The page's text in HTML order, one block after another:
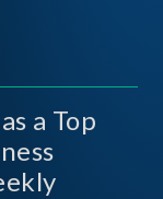
a Top